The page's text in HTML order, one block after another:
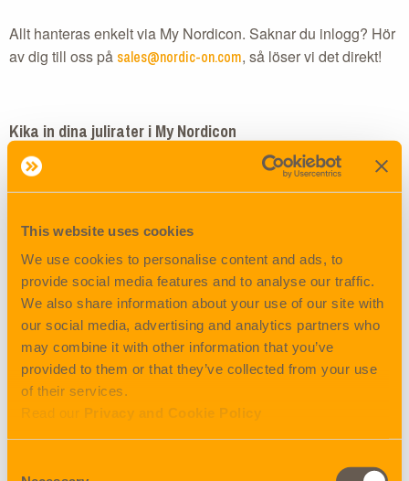
This website uses cookies
We use cookies to personalise content and ads, to
provide social media features and to analyse our traffic.
We also share information about your use of our site with
our social media, advertising and analytics partners who
may combine it with other information that you’ve
provided to them or that they’ve collected from your use
of their services.
Read our Privacy and Cookie Policy
Allt hanteras enkelt via My Nordicon. Saknar du inlogg? Hör
av dig till oss på sales@nordic-on.com, så löser vi det direkt!
Kika in dina julirater i My Nordicon
Redan idag finns det uppdaterade priser för juli månad i My
Nordicon, där utvalda hamnar i Asien har extra
kalkylera och boka din nästa sändning redan idag.
Vill du veta mer – hör av dig till Marcus eller Sandra, de har
stenkoll på våra Asien trader!
Andersson